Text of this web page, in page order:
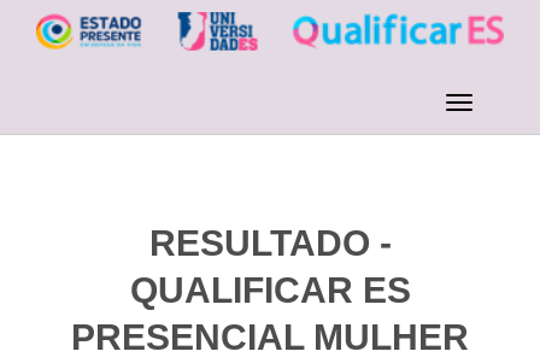
RESULTADO -
QUALIFICAR ES
PRESENCIAL MULHER